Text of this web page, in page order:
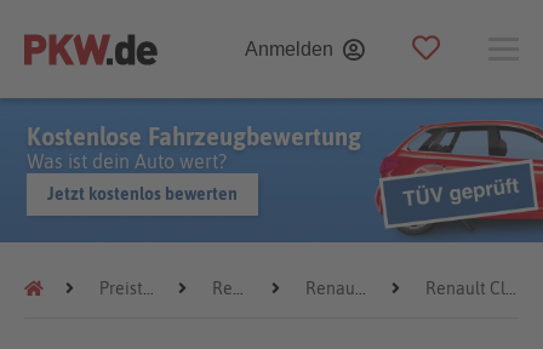
Anmelden
Kostenlose Fahrzeugbewertung
Was ist dein Auto wert?
Jetzt kostenlos bewerten
Preistrends Renault Renault Clio Renault Clio 1992